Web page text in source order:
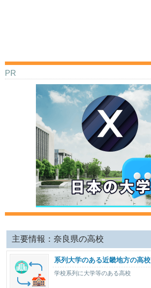
PR
主要情報：奈良県の高校
系列大学のある近畿地方の高校
学校系列に大学等のある高校